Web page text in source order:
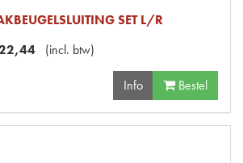
SET L/R
,44 (incl. btw)
Info Bestel